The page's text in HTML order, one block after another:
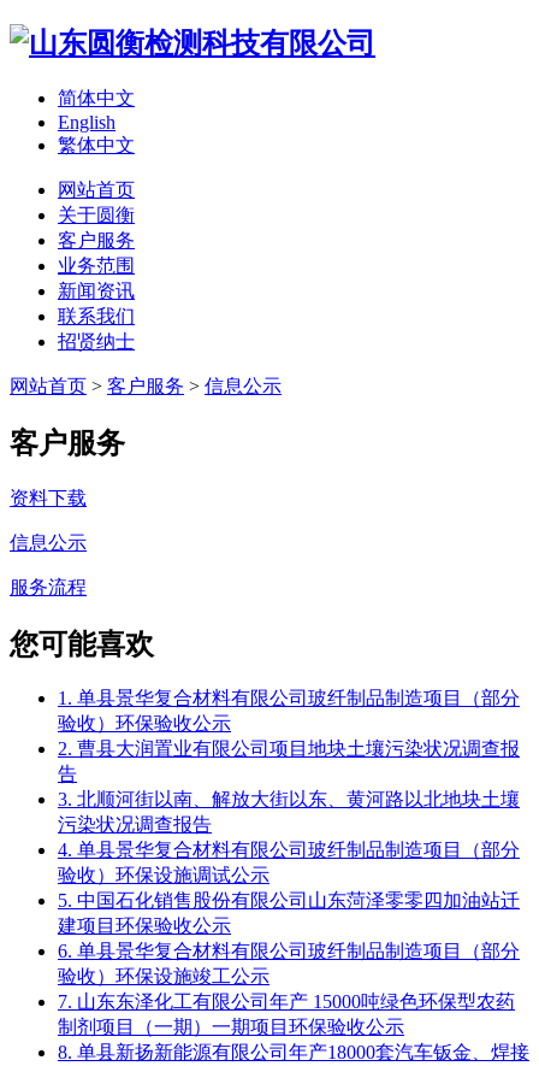
简体中文
English
繁体中文
网站首页
关于圆衡
客户服务
业务范围
新闻资讯
联系我们
招贤纳士
网站首页 > 客户服务 > 信息公示
客户服务
资料下载
信息公示
服务流程
您可能喜欢
1. 单县景华复合材料有限公司玻纤制品制造项目（部分
验收）环保验收公示
2. 曹县大润置业有限公司项目地块土壤污染状况调查报
告
3. 北顺河街以南、解放大街以东、黄河路以北地块土壤
污染状况调查报告
4. 单县景华复合材料有限公司玻纤制品制造项目（部分
验收）环保设施调试公示
5. 中国石化销售股份有限公司山东菏泽零零四加油站迁
建项目环保验收公示
6. 单县景华复合材料有限公司玻纤制品制造项目（部分
验收）环保设施竣工公示
7. 山东东泽化工有限公司年产 15000吨绿色环保型农药
制剂项目（一期）一期项目环保验收公示
8. 单县新扬新能源有限公司年产18000套汽车钣金、焊接